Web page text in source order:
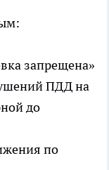
запрещена»
ПДД на
до
по